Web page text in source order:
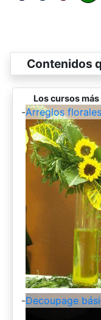
Contenidos
Los cursos
-Arreglos
-Decoupage